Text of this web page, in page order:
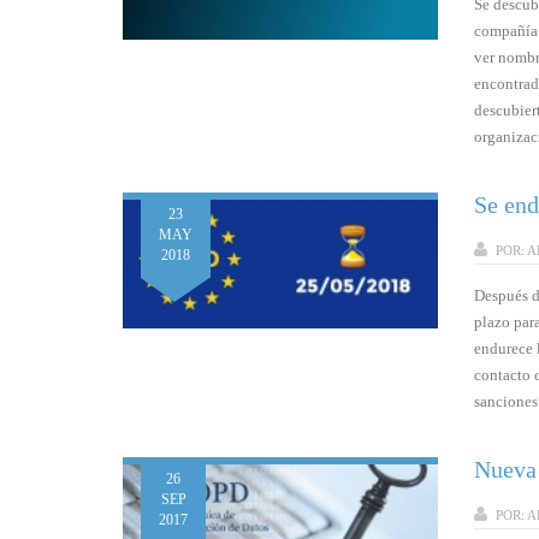
Se
ver
23
MAY
2018
Se
POR:
Después
plazo
contacto
26
SEP
2017
POR: